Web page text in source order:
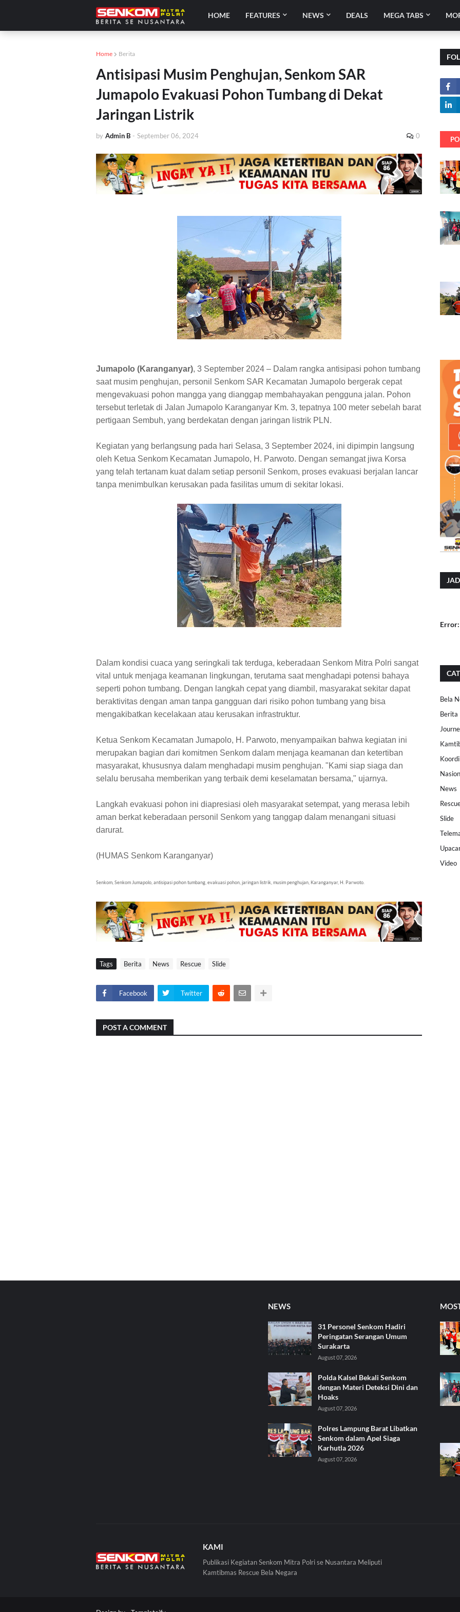
HOME FEATURES NEWS DEALS MEGA TABS
Home Berita
Antisipasi Musim Penghujan, Senkom SAR
Jumapolo Evakuasi Pohon Tumbang di Dekat
Jaringan Listrik
by Admin B - September 06, 2024 0
Jumapolo (Karanganyar), 3 September 2024 – Dalam rangka antisipasi pohon tumbang
saat musim penghujan, personil Senkom SAR Kecamatan Jumapolo bergerak cepat
mengevakuasi pohon mangga yang dianggap membahayakan pengguna jalan. Pohon
tersebut terletak di Jalan Jumapolo Karanganyar Km. 3, tepatnya 100 meter sebelah barat
pertigaan Sembuh, yang berdekatan dengan jaringan listrik PLN.
Kegiatan yang berlangsung pada hari Selasa, 3 September 2024, ini dipimpin langsung
oleh Ketua Senkom Kecamatan Jumapolo, H. Parwoto. Dengan semangat jiwa Korsa
yang telah tertanam kuat dalam setiap personil Senkom, proses evakuasi berjalan lancar
tanpa menimbulkan kerusakan pada fasilitas umum di sekitar lokasi.
Dalam kondisi cuaca yang seringkali tak terduga, keberadaan Senkom Mitra Polri sangat
vital untuk menjaga keamanan lingkungan, terutama saat menghadapi potensi bahaya
seperti pohon tumbang. Dengan langkah cepat yang diambil, masyarakat sekitar dapat
beraktivitas dengan aman tanpa gangguan dari risiko pohon tumbang yang bisa
mengakibatkan kecelakaan atau kerusakan infrastruktur.
Ketua Senkom Kecamatan Jumapolo, H. Parwoto, menyampaikan bahwa kegiatan ini
merupakan bagian dari komitmen Senkom dalam menjaga keamanan dan ketertiban
masyarakat, khususnya dalam menghadapi musim penghujan. "Kami siap siaga dan
selalu berusaha memberikan yang terbaik demi keselamatan bersama," ujarnya.
Langkah evakuasi pohon ini diapresiasi oleh masyarakat setempat, yang merasa lebih
aman berkat keberadaan personil Senkom yang tanggap dalam menangani situasi
darurat.
(HUMAS Senkom Karanganyar)
Senkom, Senkom Jumapolo, antisipasi pohon tumbang, evakuasi pohon, jaringan listrik, musim penghujan, Karanganyar, H. Parwoto.
Tags Berita News Rescue Slide
Facebook Twitter
POST A COMMENT
Error:
Bela
Berita
News
Slide
Video
NEWS
31 Personel Senkom Hadiri
Peringatan Serangan Umum
Surakarta
August 07, 2026
Polda Kalsel Bekali Senkom
dengan Materi Deteksi Dini dan
Hoaks
August 07, 2026
Polres Lampung Barat Libatkan
Senkom dalam Apel Siaga
Karhutla 2026
August 07, 2026
KAMI
Publikasi Kegiatan Senkom Mitra Polri se Nusantara Meliputi
Kamtibmas Rescue Bela Negara